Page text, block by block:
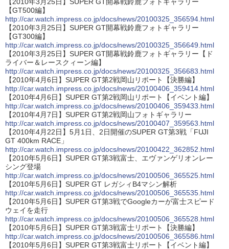
【GT500編】
http://car.watch.impress.co.jp/docs/news/20100325_356594.html
【2010年3月25日】SUPER GT開幕戦鈴鹿フォトギャラリー
【GT300編】
http://car.watch.impress.co.jp/docs/news/20100325_356649.html
【2010年3月25日】SUPER GT開幕戦鈴鹿フォトギャラリー【ド
ライバー＆レースクィーン編】
http://car.watch.impress.co.jp/docs/news/20100325_356683.html
【2010年4月6日】SUPER GT第2戦岡山リポート【決勝編】
http://car.watch.impress.co.jp/docs/news/20100406_359414.html
【2010年4月6日】SUPER GT第2戦岡山リポート【イベント編】
http://car.watch.impress.co.jp/docs/news/20100406_359433.html
【2010年4月7日】SUPER GT第2戦岡山フォトギャラリー
http://car.watch.impress.co.jp/docs/news/20100407_359563.html
【2010年4月22日】5月1日、2日開催のSUPER GT第3戦「FUJI
GT 400km RACE」
http://car.watch.impress.co.jp/docs/news/20100422_362852.html
【2010年5月6日】SUPER GT第3戦富士、エヴァンゲリオンレー
シング登場
http://car.watch.impress.co.jp/docs/news/20100506_365525.html
【2010年5月6日】SUPER GT レガシィB4マシン解析
http://car.watch.impress.co.jp/docs/news/20100506_365535.html
【2010年5月6日】SUPER GT第3戦でGoogleカーが富士スピード
ウェイを走行
http://car.watch.impress.co.jp/docs/news/20100506_365528.html
【2010年5月6日】SUPER GT第3戦富士リポート【決勝編】
http://car.watch.impress.co.jp/docs/news/20100506_365586.html
【2010年5月6日】SUPER GT第3戦富士リポート【イベント編】